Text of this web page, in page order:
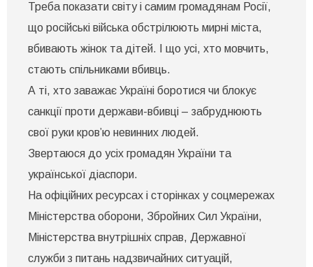
Треба показати світу і самим громадянам Росії,
що російські війська обстрілюють мирні міста,
вбивають жінок та дітей. І що усі, хто мовчить,
стають спільниками вбивць.
А ті, хто заважає Україні боротися чи блокує
санкції проти держави-вбивці – забруднюють
свої руки кров’ю невинних людей.
Звертаюся до усіх громадян України та
української діаспори.
На офіційних ресурсах і сторінках у соцмережах
Міністерства оборони, Збройних Сил України,
Міністерства внутрішніх справ, Державної
служби з питань надзвичайних ситуацій,